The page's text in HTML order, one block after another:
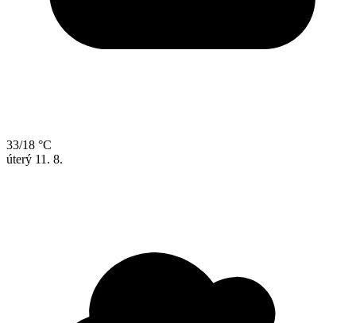
33/18 °C
úterý 11. 8.